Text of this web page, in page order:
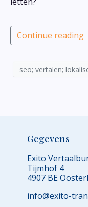
Continue reading
seo; vertalen;
Gegevens
Exito
Tijmhof 4
4907 BE
info@exito-